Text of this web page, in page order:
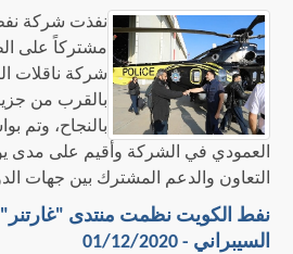
نفذت شركة
مشتركاً على
شركة ناقلات
بالقرب من
بالنجاح، وتم
العمودي في الشركة وأقيم على مدى
التعاون والدعم المشترك بين جهات
نفط الكويت نظمت منتدى "غارتنر"
السيبراني - 01/12/2020